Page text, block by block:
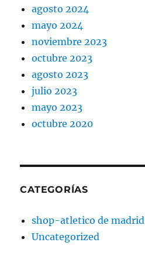
agosto 2024
mayo 2024
noviembre 2023
octubre 2023
agosto 2023
julio 2023
mayo 2023
octubre 2020
CATEGORÍAS
shop-atletico de madrid
Uncategorized